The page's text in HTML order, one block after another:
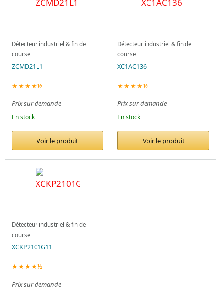
Détecteur industriel & fin de
course
ZCMD21L1
★★★★½
Prix sur demande
En stock
Voir le produit
Détecteur industriel & fin de
course
XC1AC136
★★★★½
Prix sur demande
En stock
Voir le produit
Détecteur industriel & fin de
course
XCKP2101G11
★★★★½
Prix sur demande